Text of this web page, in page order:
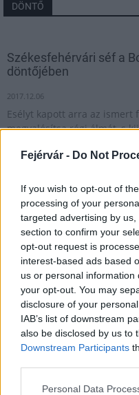
Fejérvár - Do Not
If you wish to opt-out of
processing of your
targeted advertising by
section to confirm your
opt-out request is
interest-based ads based
us or personal
your opt-out. You may
disclosure of your
IAB’s list of downstream
also be disclosed by us to
Downstream Participants
Please note that this
Personal Data
DÖNTŐ
Székesfehérvári séf a
döntőjében
2017.12.06
Esélyt kapott arra az ismert
megvalósítsa régi álmát, s
szakácsikonjáról, a jelenleg
1
HÍRLEVÉL
Név